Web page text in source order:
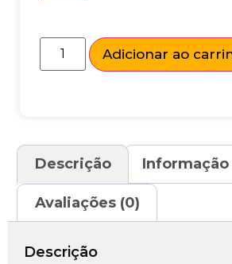
Adicionar ao
Descrição Informação
Avaliações (0)
Descrição